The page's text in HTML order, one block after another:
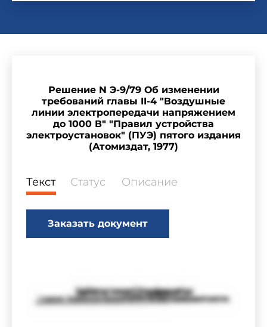
Решение N Э-9/79 Об изменении
требований главы II-4 "Воздушные
линии электропередачи напряжением
до 1000 В" "Правил устройства
электроустановок" (ПУЭ) пятого издания
(Атомиздат, 1977)
Текст Статус Описание
Заказать документ